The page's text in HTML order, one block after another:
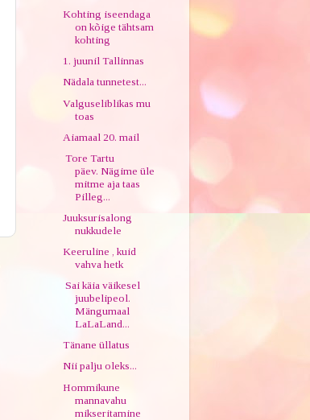
Kohting iseendaga
on kõige tähtsam
kohting
1. juunil Tallinnas
Nädala tunnetest...
Valguseliblikas mu
toas
Aiamaal 20. mail
Tore Tartu
päev. Nägime üle
mitme aja taas
Pilleg...
Juuksurisalong
nukkudele
Keeruline , kuid
vahva hetk
Sai käia väikesel
juubelipeol.
Mängumaal
LaLaLand...
Tänane üllatus
Nii palju oleks...
Hommikune
mannavahu
mikseritamine